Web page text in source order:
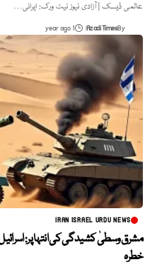
عالمی ڈیسک | آزادی نیوز نیٹ ورک: ایرانی…
By
Azadi Times
1 year ago
IRAN ISRAEL URDU NEWS
مشرق وسطیٰ کشیدگی کی انتہا پر:
خطرہ